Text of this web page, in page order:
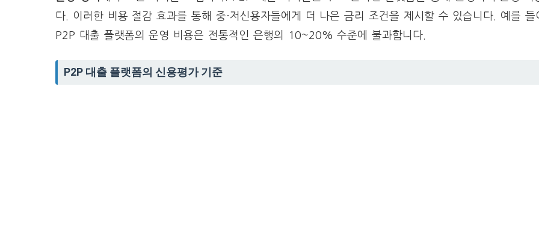
다. 이러한 비용 절감 효과를 통해 중·저신용자들에게 더 나은 금리 조건을 제시할 수 있습니다. 예를 들
P2P 대출 플랫폼의 운영 비용은 전통적인 은행의 10~20% 수준에 불과합니다.
P2P 대출 플랫폼의 신용평가 기준